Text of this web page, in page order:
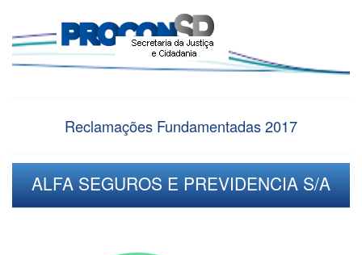
Reclamações Fundamentadas 2017
ALFA SEGUROS E PREVIDENCIA S/A